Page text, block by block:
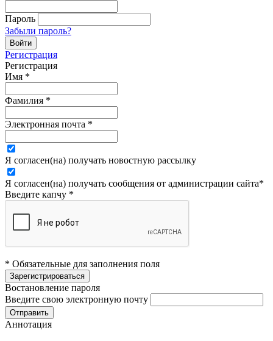
Пароль
Забыли пароль?
Регистрация
Регистрация
Имя *
Фамилия *
Электронная почта *
Я согласен(на) получать новостную рассылку
Я согласен(на) получать сообщения от администрации сайта*
Введите капчу *
* Обязательные для заполнения поля
Востановление пароля
Введите свою электронную почту
Аннотация